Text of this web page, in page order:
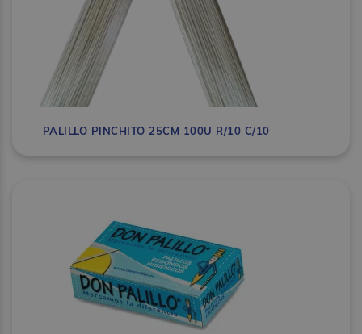
PALILLO PINCHITO 25CM 100U R/10 C/10